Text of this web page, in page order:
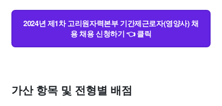
2024년 제1차 고리원자력본부 기간제근로자(영양사) 채
용 채용 신청하기 👈 클릭
가산 항목 및 전형별 배점